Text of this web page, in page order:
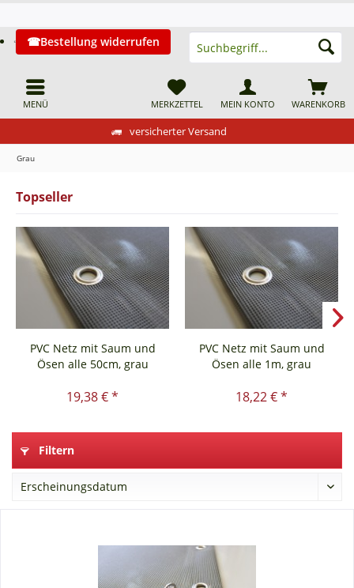
versicherter Versand
MENÜ
Bestellung widerrufen
WARENKORB
MERKZETTEL MEIN KONTO
Grau
Topseller
PVC Netz mit Saum und
Ösen alle 50cm, grau
19,38 € *
PVC Netz mit Saum und
Ösen alle 1m, grau
18,22 € *
Filtern